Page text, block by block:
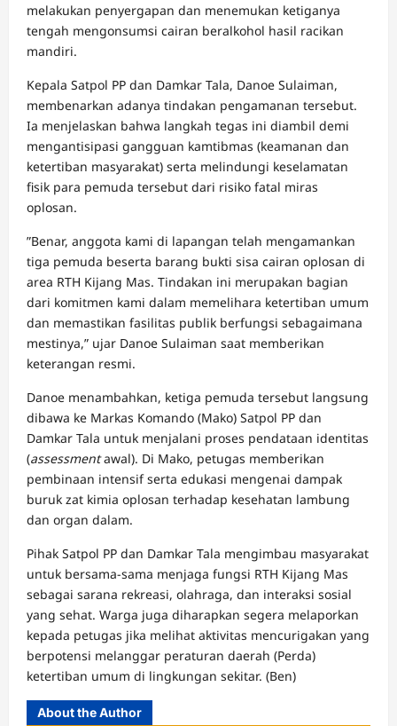
melakukan penyergapan dan menemukan ketiganya
tengah mengonsumsi cairan beralkohol hasil racikan
mandiri.
​Kepala Satpol PP dan Damkar Tala, Danoe Sulaiman,
membenarkan adanya tindakan pengamanan tersebut.
Ia menjelaskan bahwa langkah tegas ini diambil demi
mengantisipasi gangguan kamtibmas (keamanan dan
ketertiban masyarakat) serta melindungi keselamatan
fisik para pemuda tersebut dari risiko fatal miras
oplosan.
​”Benar, anggota kami di lapangan telah mengamankan
tiga pemuda beserta barang bukti sisa cairan oplosan di
area RTH Kijang Mas. Tindakan ini merupakan bagian
dari komitmen kami dalam memelihara ketertiban umum
dan memastikan fasilitas publik berfungsi sebagaimana
mestinya,” ujar Danoe Sulaiman saat memberikan
keterangan resmi.
​Danoe menambahkan, ketiga pemuda tersebut langsung
dibawa ke Markas Komando (Mako) Satpol PP dan
Damkar Tala untuk menjalani proses pendataan identitas
(assessmentawal). Di Mako, petugas memberikan
pembinaan intensif serta edukasi mengenai dampak
buruk zat kimia oplosan terhadap kesehatan lambung
dan organ dalam.
​Pihak Satpol PP dan Damkar Tala mengimbau masyarakat
untuk bersama-sama menjaga fungsi RTH Kijang Mas
sebagai sarana rekreasi, olahraga, dan interaksi sosial
yang sehat. Warga juga diharapkan segera melaporkan
kepada petugas jika melihat aktivitas mencurigakan yang
berpotensi melanggar peraturan daerah (Perda)
ketertiban umum di lingkungan sekitar. (Ben)
About the Author